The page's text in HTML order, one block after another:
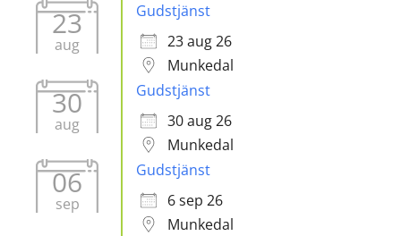
23
aug
Gudstjänst
23 aug 26
Munkedal
30
aug
Gudstjänst
30 aug 26
Munkedal
06
sep
Gudstjänst
6 sep 26
Munkedal